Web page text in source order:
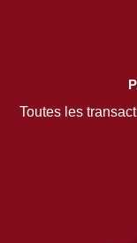
Toutes les